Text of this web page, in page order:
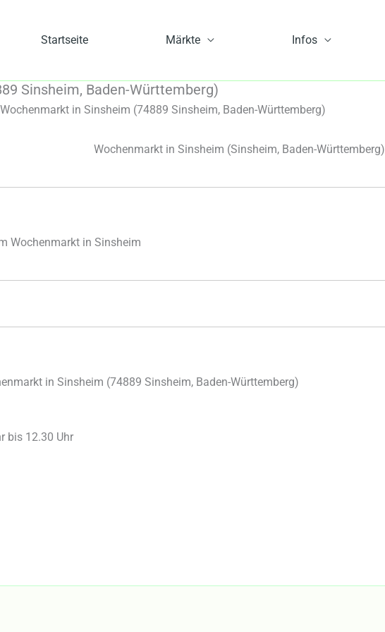
Startseite Märkte Infos
Sinsheim, Baden-Württemberg)
Wochenmarkt in Sinsheim (74889 Sinsheim, Baden-Württemberg)
Wochenmarkt in Sinsheim (Sinsheim, Baden-Württemberg)
Wochenmarkt in Sinsheim
in Sinsheim (74889 Sinsheim, Baden-Württemberg)
bis 12.30 Uhr